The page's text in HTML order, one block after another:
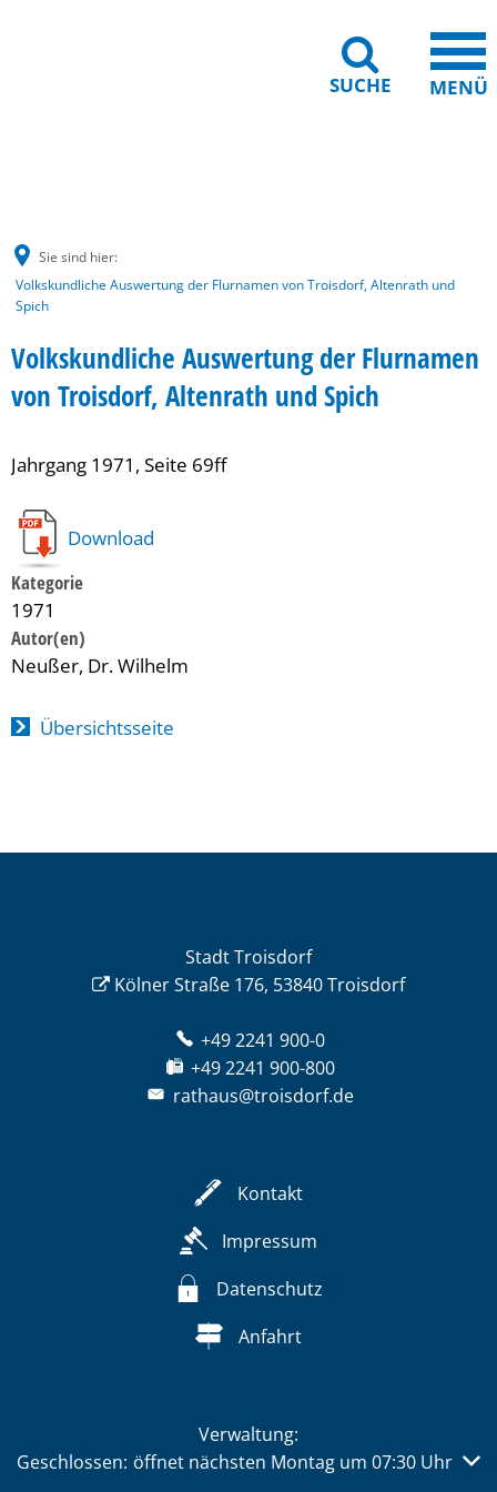
SUCHE MENÜ
Sie sind hier:
Volkskundliche Auswertung der Flurnamen von Troisdorf, Altenrath und
Spich
Volkskundliche Auswertung der Flurnamen
von Troisdorf, Altenrath und Spich
Jahrgang 1971, Seite 69ff
Download
Kategorie
1971
Neußer, Dr. Wilhelm
Übersichtsseite
Stadt Troisdorf
Kölner Straße 176, 53840 Troisdorf
+49 2241 900-0
+49 2241 900-800
rathaus@troisdorf.de
Kontakt
Impressum
Datenschutz
Anfahrt
Verwaltung:
Klicken, um weitere Öffnungs- oder Schließzeiten
Geschlossen: öffnet nächsten Montag um 07:30 Uhr